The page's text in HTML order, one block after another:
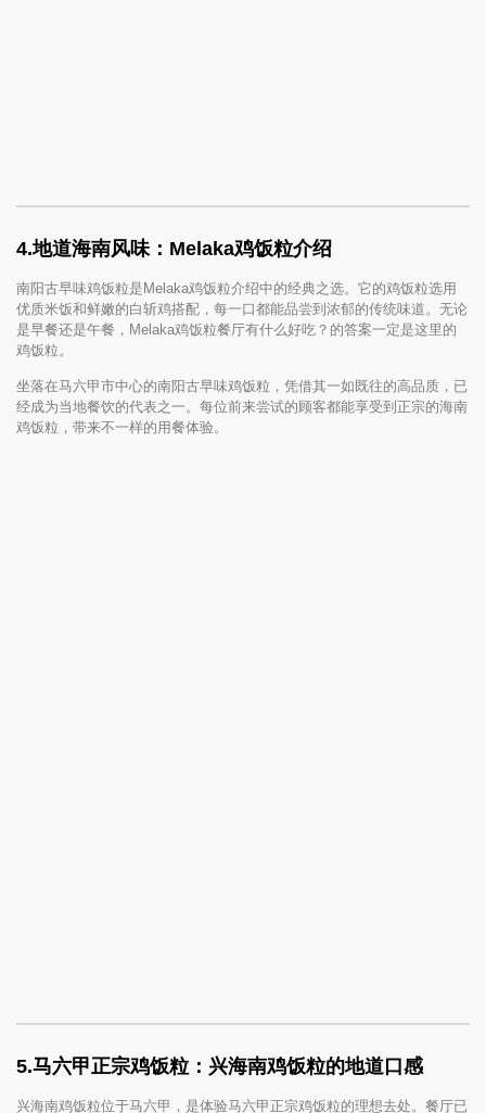
4.地道海南风味：Melaka鸡饭粒介绍
南阳古早味鸡饭粒是Melaka鸡饭粒介绍中的经典之选。它的鸡饭粒选用
优质米饭和鲜嫩的白斩鸡搭配，每一口都能品尝到浓郁的传统味道。无论
是早餐还是午餐，Melaka鸡饭粒餐厅有什么好吃？的答案一定是这里的
鸡饭粒。
坐落在马六甲市中心的南阳古早味鸡饭粒，凭借其一如既往的高品质，已
经成为当地餐饮的代表之一。每位前来尝试的顾客都能享受到正宗的海南
鸡饭粒，带来不一样的用餐体验。
5.马六甲正宗鸡饭粒：兴海南鸡饭粒的地道口感
兴海南鸡饭粒位于马六甲，是体验马六甲正宗鸡饭粒的理想去处。餐厅已